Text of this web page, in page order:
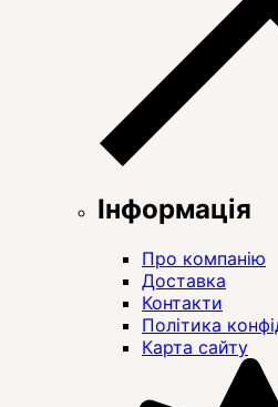
Інформація
Про компанію
Доставка
Контакти
Політика
Карта сайту